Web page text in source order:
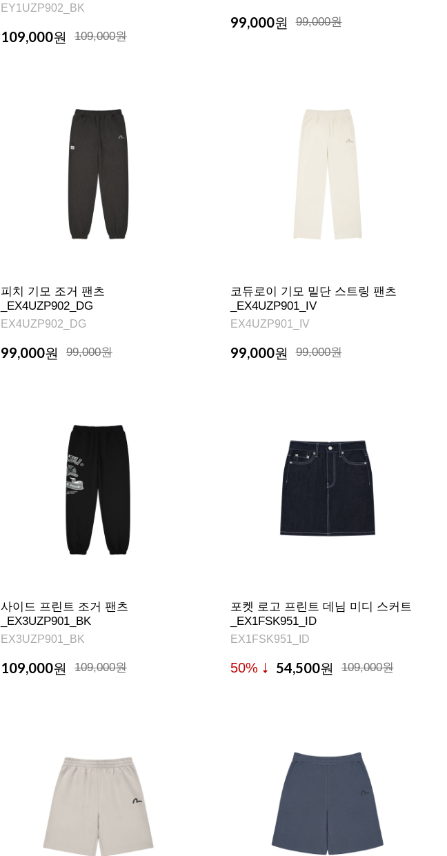
EY1UZP902_BK
109,000원 109,000원
99,000원 99,000원
피치 기모 조거 팬츠
_EX4UZP902_DG
EX4UZP902_DG
99,000원 99,000원
코듀로이 기모 밑단 스트링 팬츠
_EX4UZP901_IV
EX4UZP901_IV
99,000원 99,000원
사이드 프린트 조거 팬츠
_EX3UZP901_BK
EX3UZP901_BK
109,000원 109,000원
포켓 로고 프린트 데님 미디 스커트
_EX1FSK951_ID
EX1FSK951_ID
50% 54,500원 109,000원